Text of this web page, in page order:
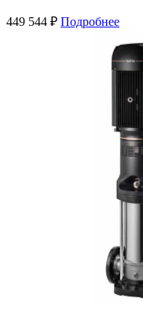
449 544 ₽ Подробнее